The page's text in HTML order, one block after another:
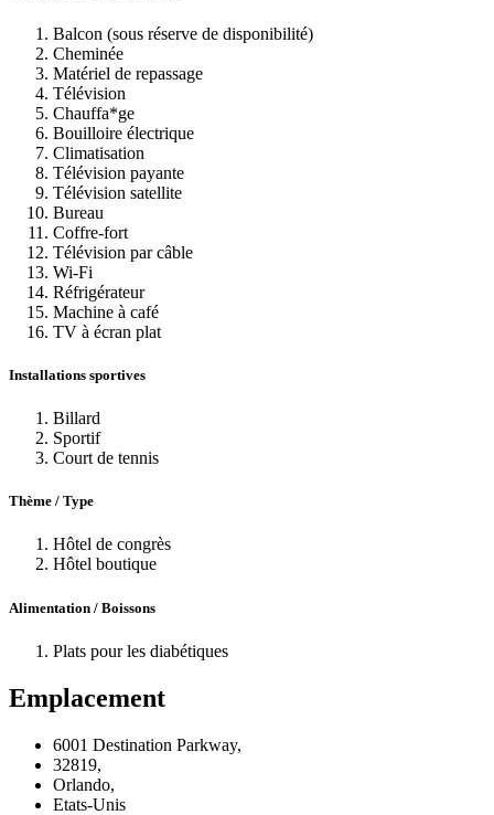
Balcon (sous réserve de disponibilité)
Cheminée
Matériel de repassage
Télévision
Chauffa*ge
Bouilloire électrique
Climatisation
Télévision payante
Télévision satellite
Bureau
Coffre-fort
Télévision par câble
Wi-Fi
Réfrigérateur
Machine à café
TV à écran plat
Installations sportives
Billard
Sportif
Court de tennis
Thème / Type
Hôtel de congrès
Hôtel boutique
Alimentation / Boissons
Plats pour les diabétiques
Emplacement
6001 Destination Parkway,
32819,
Orlando,
Etats-Unis